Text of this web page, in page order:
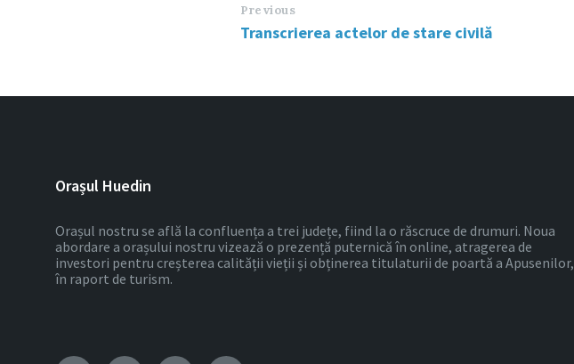
Previous
Transcrierea actelor de stare civilă
Orașul Huedin
Orașul nostru se află la confluența a trei județe, fiind la o răscruce de drumuri. Noua
abordare a orașului nostru vizează o prezență puternică în online, atragerea de
investori pentru creșterea calității vieții și obținerea titulaturii de poartă a Apusenilor,
în raport de turism.